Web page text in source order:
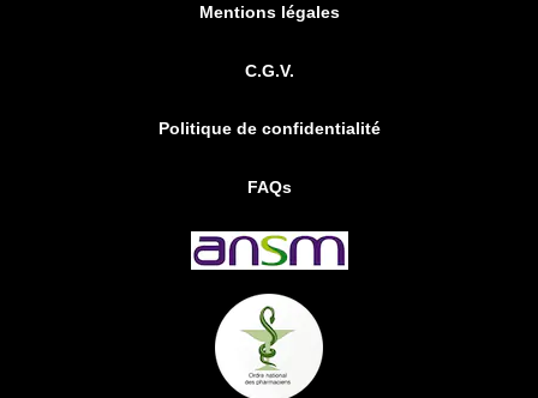
Mentions légales
C.G.V.
Politique de confidentialité
FAQs